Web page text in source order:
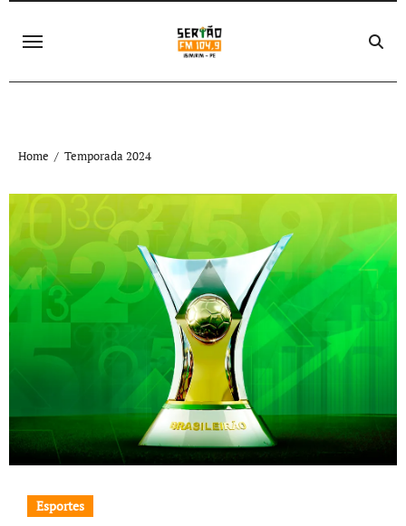
Home Temporada 2024
Esportes